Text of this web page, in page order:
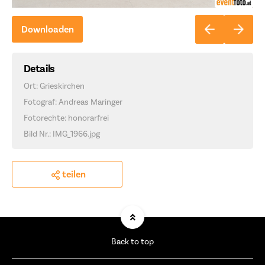
Downloaden
Details
Ort: Grieskirchen
Fotograf: Andreas Maringer
Fotorechte: honorarfrei
Bild Nr.: IMG_1966.jpg
teilen
Back to top